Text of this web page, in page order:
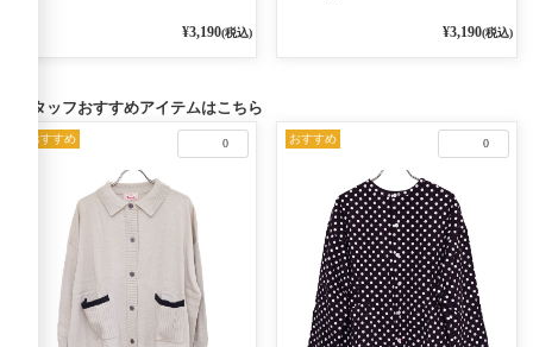
¥3,190(税込) ¥3,190(税込)
スタッフおすすめアイテムはこちら
0
おすすめ 0
おすすめ